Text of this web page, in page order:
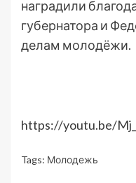
наградили
губернатора и
делам молодёжи.
https://youtu.be/
Tags: Молодежь